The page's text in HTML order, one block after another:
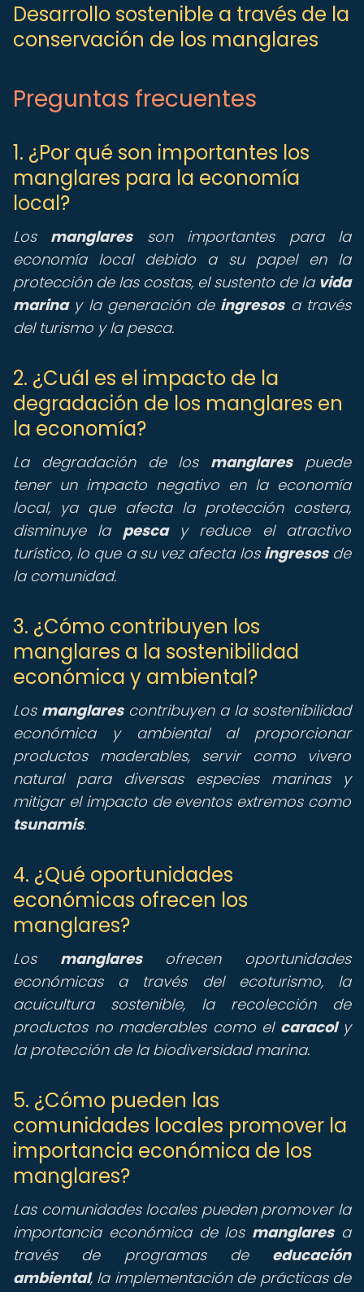
Desarrollo sostenible a través de la
conservación de los manglares
Preguntas frecuentes
1. ¿Por qué son importantes los
manglares para la economía
local?
Los manglaresson importantes para la
economía local debido a su papel en la
protección de las costas, el sustento de la vida
marinay la generación de ingresosa través
del turismo y la pesca.
2. ¿Cuál es el impacto de la
degradación de los manglares en
la economía?
La degradación de los manglarespuede
tener un impacto negativo en la economía
local, ya que afecta la protección costera,
disminuye la pescay reduce el atractivo
turístico, lo que a su vez afecta los ingresosde
la comunidad.
3. ¿Cómo contribuyen los
manglares a la sostenibilidad
económica y ambiental?
Los manglarescontribuyen a la sostenibilidad
económica y ambiental al proporcionar
productos maderables, servir como vivero
natural para diversas especies marinas y
mitigar el impacto de eventos extremos como
tsunamis.
4. ¿Qué oportunidades
económicas ofrecen los
manglares?
Los manglaresofrecen oportunidades
económicas a través del ecoturismo, la
acuicultura sostenible, la recolección de
productos no maderables como el caracoly
la protección de la biodiversidad marina.
5. ¿Cómo pueden las
comunidades locales promover la
importancia económica de los
manglares?
Las comunidades locales pueden promover la
importancia económica de los manglaresa
través de programas de educación
ambiental, la implementación de prácticas de